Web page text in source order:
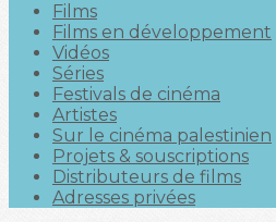
Films
Films en développement
Vidéos
Séries
Festivals de cinéma
Artistes
Sur le cinéma palestinien
Projets & souscriptions
Distributeurs de films
Adresses privées